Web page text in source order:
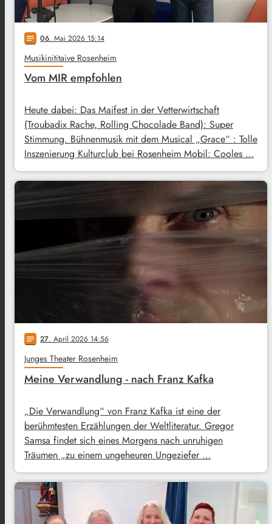
notes 06. Mai 2026 15:14
Musikinititaive Rosenheim
Vom MIR empfohlen
Heute dabei: Das Maifest in der Vetterwirtschaft
(Troubadix Rache, Rolling Chocolade Band): Super
Stimmung. Bühnenmusik mit dem Musical „Grace“ : Tolle
Inszenierung Kulturclub bei Rosenheim Mobil: Cooles …
notes 27. April 2026 14:56
Junges Theater Rosenheim
Meine Verwandlung - nach Franz Kafka
„Die Verwandlung“ von Franz Kafka ist eine der
berühmtesten Erzählungen der Weltliteratur. Gregor
Samsa findet sich eines Morgens nach unruhigen
Träumen „zu einem ungeheuren Ungeziefer …